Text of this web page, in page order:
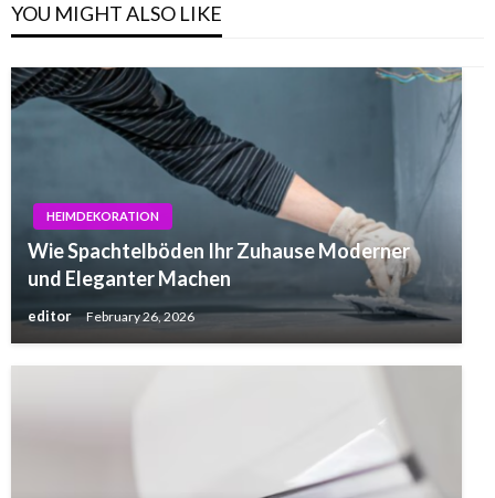
YOU MIGHT ALSO LIKE
HEIMDEKORATION
Wie Spachtelböden Ihr Zuhause Moderner
und Eleganter Machen
editor February 26, 2026